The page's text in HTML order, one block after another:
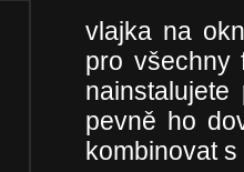
vlajka na
pro všechny
pevně ho
kombinovat